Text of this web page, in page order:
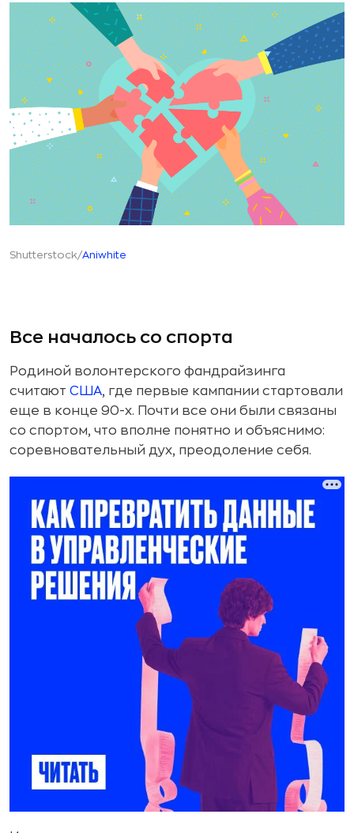
Shutterstock/Aniwhite
Все началось со спорта
Родиной волонтерского фандрайзинга
считают США, где первые кампании стартовали
еще в конце 90-х. Почти все они были связаны
со спортом, что вполне понятно и объяснимо:
соревновательный дух, преодоление себя.